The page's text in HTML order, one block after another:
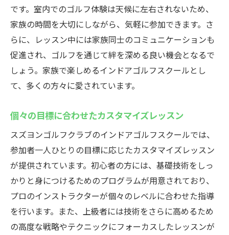
です。室内でのゴルフ体験は天候に左右されないため、
家族の時間を大切にしながら、気軽に参加できます。さ
らに、レッスン中には家族同士のコミュニケーションも
促進され、ゴルフを通じて絆を深める良い機会となるで
しょう。家族で楽しめるインドアゴルフスクールとし
て、多くの方々に愛されています。
個々の目標に合わせたカスタマイズレッスン
スズヨンゴルフクラブのインドアゴルフスクールでは、
参加者一人ひとりの目標に応じたカスタマイズレッスン
が提供されています。初心者の方には、基礎技術をしっ
かりと身につけるためのプログラムが用意されており、
プロのインストラクターが個々のレベルに合わせた指導
を行います。また、上級者には技術をさらに高めるため
の高度な戦略やテクニックにフォーカスしたレッスンが